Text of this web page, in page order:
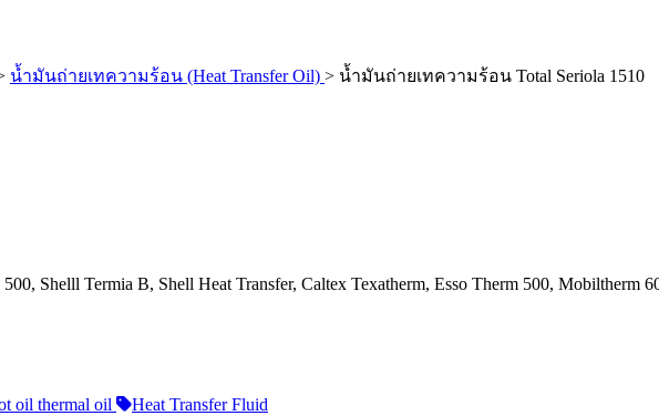
น้ำมันถ่ายเทความร้อน (Heat Transfer Oil) > น้ำมันถ่ายเทความร้อน Total Seriola 1510
Termia B, Shell Heat Transfer, Caltex Texatherm, Esso Therm 500, Mobiltherm
oil thermal oil Heat Transfer Fluid